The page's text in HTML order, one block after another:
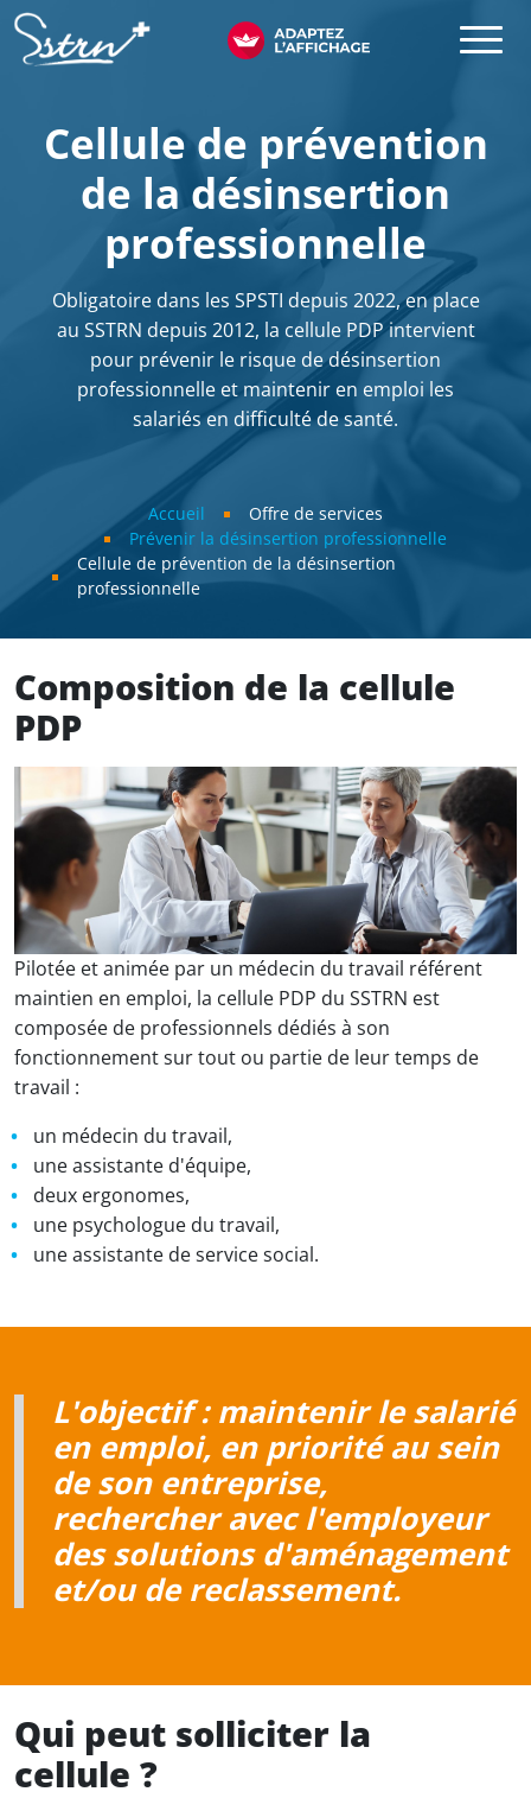
Aller au contenu principal
SSTRN
Cellule de prévention
de la désinsertion
professionnelle
Obligatoire dans les SPSTI depuis 2022, en place
au SSTRN depuis 2012, la cellule PDP intervient
pour prévenir le risque de désinsertion
professionnelle et maintenir en emploi les
salariés en difficulté de santé.
Fil d'Ariane
Accueil
Offre de services
Prévenir la désinsertion professionnelle
Cellule de prévention de la désinsertion
professionnelle
Composition de la cellule
PDP
Pilotée et animée par un médecin du travail référent
maintien en emploi, la cellule PDP du SSTRN est
composée de professionnels dédiés à son
fonctionnement sur tout ou partie de leur temps de
travail :
un médecin du travail,
une assistante d'équipe,
deux ergonomes,
une psychologue du travail,
une assistante de service social.
L'objectif : maintenir le salarié
en emploi, en priorité au sein
de son entreprise,
rechercher avec l'employeur
des solutions d'aménagement
et/ou de reclassement.
Qui peut solliciter la
cellule ?